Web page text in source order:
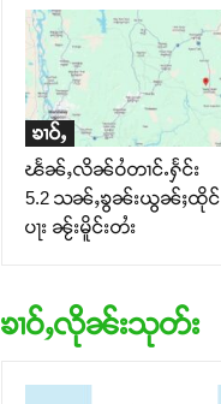
ၶၢဝ်ႇ
ၽႅၼ်ႇလိၼ်ဝႆတၢင်ႉႁႅင်း
5.2 သၼ်ႇၶွၼ်းယွၼ်ႈထိုင်
ပႃး ၼႂ်းမိူင်းတႆး
ၶၢဝ်ႇလိုၼ်းသုတ်း